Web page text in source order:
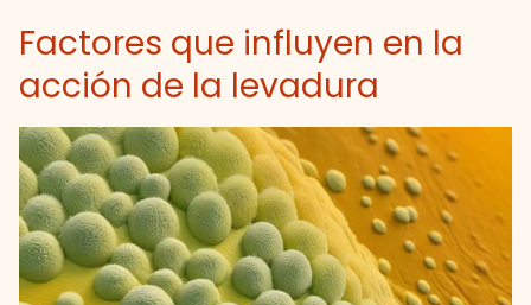
Factores que influyen en la
acción de la levadura